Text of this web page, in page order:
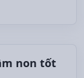
non tốt